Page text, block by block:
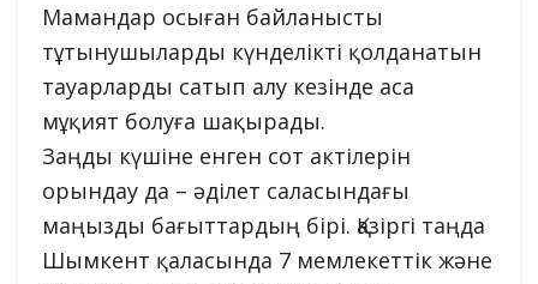
Мамандар осыған байланысты
тұтынушыларды күнделікті қолданатын
тауарларды сатып алу кезінде аса
мұқият болуға шақырады.
Заңды күшіне енген сот актілерін
орындау да – әділет саласындағы
маңызды бағыттардың бірі. Қазіргі таңда
Шымкент қаласында 7 мемлекеттік және